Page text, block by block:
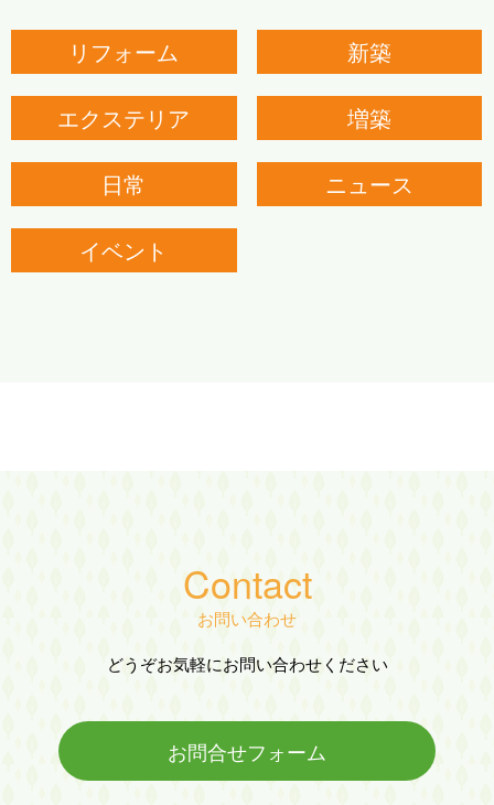
リフォーム 新築
エクステリア 増築
日常 ニュース
イベント
Contact
お問い合わせ
どうぞお気軽にお問い合わせください
お問合せフォーム